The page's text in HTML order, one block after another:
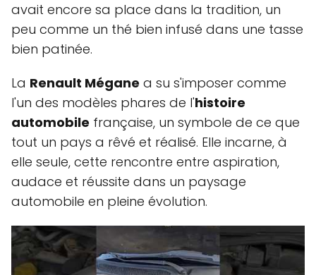
avait encore sa place dans la tradition, un
peu comme un thé bien infusé dans une tasse
bien patinée.
La Renault Mégane a su s'imposer comme
l'un des modèles phares de l'histoire
automobile française, un symbole de ce que
tout un pays a rêvé et réalisé. Elle incarne, à
elle seule, cette rencontre entre aspiration,
audace et réussite dans un paysage
automobile en pleine évolution.